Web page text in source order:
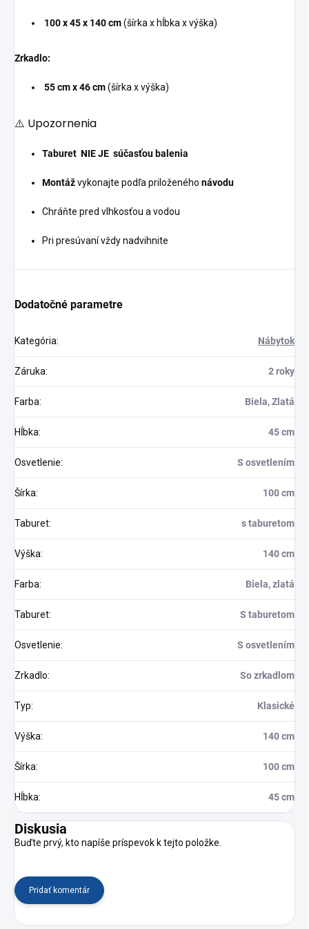
100 x 45 x 140 cm(šírka x hĺbka x výška)
Zrkadlo:
55 cm x 46 cm(šírka x výška)
⚠️ Upozornenia
Taburet NIE JE súčasťou balenia
Montážvykonajte podľa priloženého návodu
Chráňte pred vlhkosťou a vodou
Pri presúvaní vždy nadvihnite
Dodatočné parametre
Kategória: Nábytok
Záruka: 2 roky
Farba: Biela, Zlatá
Hĺbka: 45 cm
Osvetlenie: S osvetlením
Šírka: 100 cm
Taburet: s taburetom
Výška: 140 cm
Farba: Biela, zlatá
Taburet: S taburetom
Osvetlenie: S osvetlením
Zrkadlo: So zrkadlom
Typ: Klasické
Výška: 140 cm
Šírka: 100 cm
Hĺbka: 45 cm
Diskusia
Buďte prvý, kto napíše príspevok k tejto položke.
Pridať komentár